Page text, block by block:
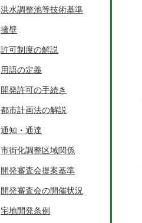
洪水調整池等技術基準
擁壁
許可制度の解説
用語の定義
開発許可の手続き
都市計画法の解説
通知・通達
市街化調整区域関係
開発審査会提案基準
開発審査会の開催状況
宅地開発条例